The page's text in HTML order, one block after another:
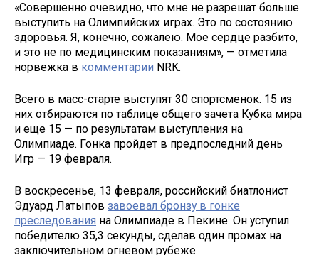
«Совершенно очевидно, что мне не разрешат больше
выступить на Олимпийских играх. Это по состоянию
здоровья. Я, конечно, сожалею. Мое сердце разбито,
и это не по медицинским показаниям», — отметила
норвежка в комментарии NRK.
Всего в масс-старте выступят 30 спортсменок. 15 из
них отбираются по таблице общего зачета Кубка мира
и еще 15 — по результатам выступления на
Олимпиаде. Гонка пройдет в предпоследний день
Игр — 19 февраля.
В воскресенье, 13 февраля, российский биатлонист
Эдуард Латыпов завоевал бронзу в гонке
преследования на Олимпиаде в Пекине. Он уступил
победителю 35,3 секунды, сделав один промах на
заключительном огневом рубеже.